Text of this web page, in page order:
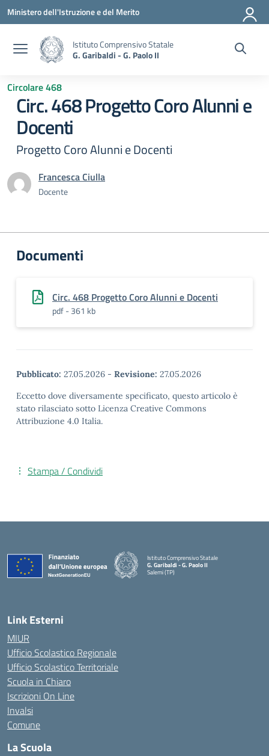
Vai ai contenuti
Vai al menu di navigazione
Vai al footer
Ministero dell'Istruzione e del Merito
Istituto Comprensivo Statale
G. Garibaldi - G. Paolo II
Circolare 468
Circ. 468 Progetto Coro Alunni e
Docenti
Progetto Coro Alunni e Docenti
Francesca Ciulla
Docente
Documenti
Circ. 468 Progetto Coro Alunni e Docenti
pdf - 361 kb
Pubblicato: 27.05.2026 - Revisione: 27.05.2026
Eccetto dove diversamente specificato, questo articolo è
stato rilasciato sotto Licenza Creative Commons
Attribuzione 4.0 Italia.
Stampa / Condividi
Istituto Comprensivo Statale
G. Garibaldi - G. Paolo II
Salemi (TP)
Link Esterni
MIUR
Ufficio Scolastico Regionale
Ufficio Scolastico Territoriale
Scuola in Chiaro
Iscrizioni On Line
Invalsi
Comune
La Scuola